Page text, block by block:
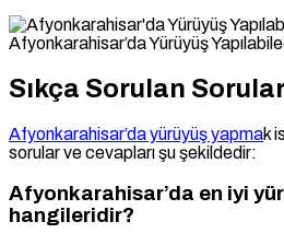
Afyonkarahisar’da Yürüyüş
Sıkça Sorulan
Afyonkarahisar’da yürüyüş yapmak
sorular ve cevapları şu şekildedir:
Afyonkarahisar’da en iyi
hangileridir?